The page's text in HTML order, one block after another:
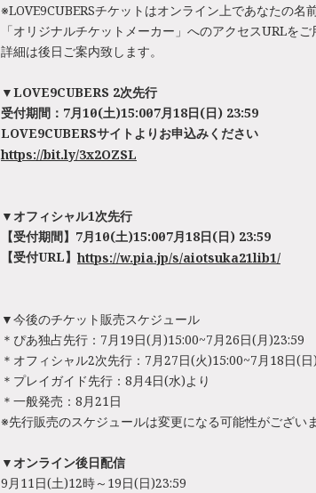
※LOVE9CUBERSチケットはオンライン上であなたの名
「オリジナルチケットメーカー」へのアクセスURLを
詳細は後日ご案内致します。
▼LOVE9CUBERS 2次先行
受付期間：7月10日(土)15:00～7月18日(日) 23:59
LOVE9CUBERSサイトよりお申込みください
https://bit.ly/3x2OZSL
▼オフィシャル1次先行
【受付期間】7月10日(土)15:00～7月18日(日) 23:59
【受付URL】https://w.pia.jp/s/aiotsuka21lib1/
▼今後のチケット販売スケジュール
＊ぴあ独占先行：7月19日(月)15:00~7月26日(月)23:59
＊オフィシャル2次先行：7月27日(火)15:00~7月18日(
＊プレイガイド先行：8月4日(水)より
＊一般発売：8月21日
※先行販売のスケジュールは変更になる可能性がございま
▼オンライン後日配信
9月11日(土)12時～19日(日)23:59